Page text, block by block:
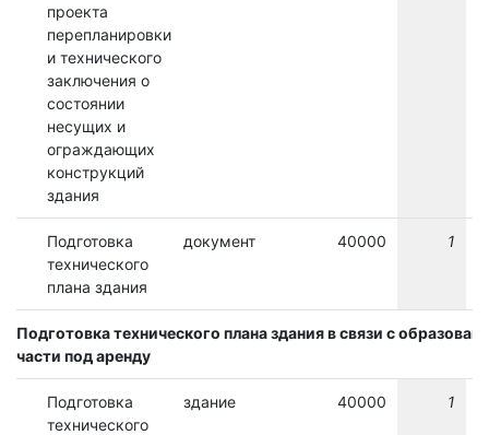
проекта
перепланировки
и технического
заключения о
состоянии
несущих и
ограждающих
конструкций
здания
Подготовка
технического
плана здания
документ 40000 1
Подготовка технического плана здания в связи с
части под аренду
Подготовка
технического
здание 40000 1